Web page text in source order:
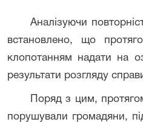
Аналізуючи
встановлено, що
клопотанням надати на
результати розгляду
Поряд з цим,
порушували громадяни,